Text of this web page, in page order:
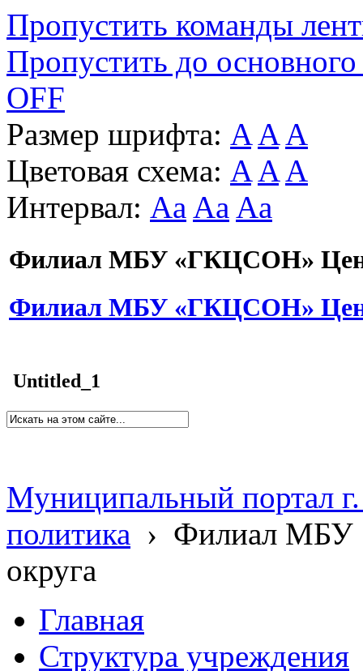
Пропустить команды
Пропустить до основного
OFF
Размер шрифта: A A A
Цветовая схема: A A A
Интервал: Aa Aa Aa
Филиал МБУ «ГКЦСОН»
Филиал МБУ «ГКЦСОН»
Untitled_1
Муниципальный портал
политика › Филиал МБУ
округа
Главная
Структура учреждения